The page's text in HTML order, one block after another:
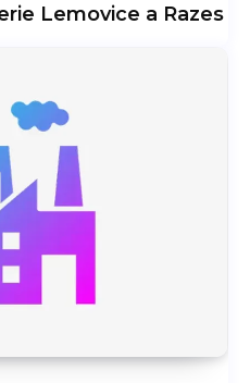
Lemovice a Razes